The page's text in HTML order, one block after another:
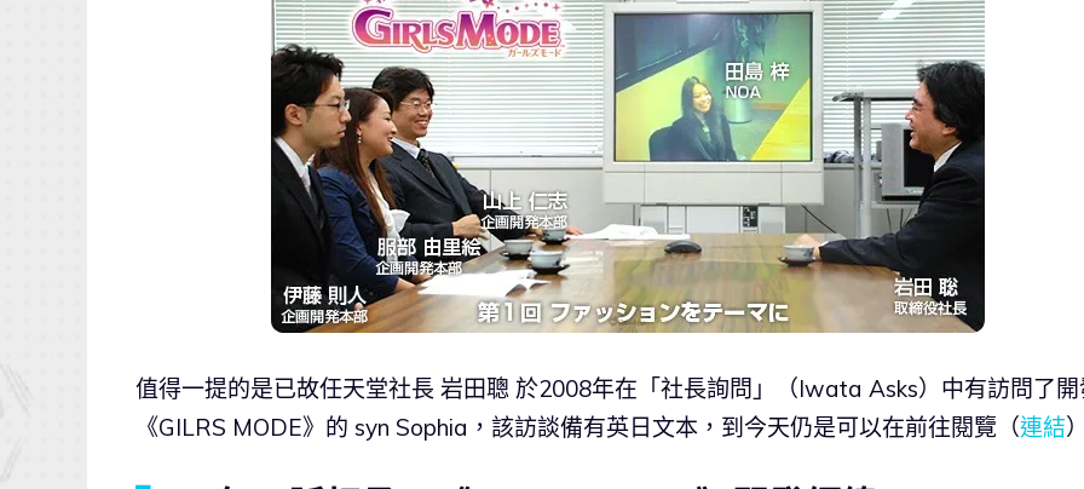
值得一提的是已故任天堂社長 岩田聰 於2008年在「社長詢問」（Iwata Asks）中有訪問了
《GILRS MODE》的 syn Sophia，該訪談備有英日文本，到今天仍是可以在前往閱覽（連結